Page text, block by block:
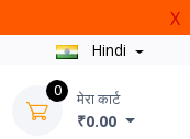
X
Hindi
0 मेरा कार्ट
₹0.00